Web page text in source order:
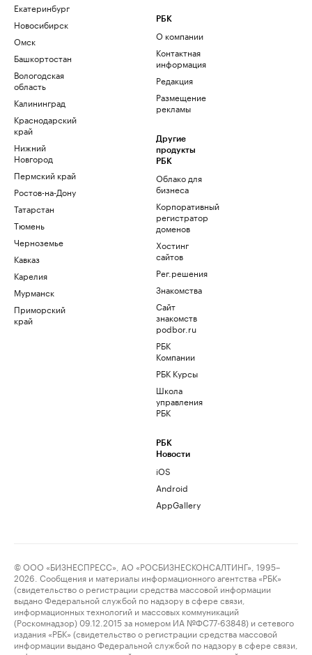
Екатеринбург
Новосибирск
Омск
Башкортостан
Вологодская
область
Калининград
Краснодарский
край
Нижний
Новгород
Пермский край
Ростов-на-Дону
Татарстан
Тюмень
Черноземье
Кавказ
Карелия
Мурманск
Приморский
край
РБК
О компании
Контактная
информация
Редакция
Размещение
рекламы
Другие
продукты
РБК
Облако для
бизнеса
Корпоративный
регистратор
доменов
Хостинг
сайтов
Рег.решения
Знакомства
Сайт
знакомств
podbor.ru
РБК
Компании
РБК Курсы
Школа
управления
РБК
РБК
Новости
iOS
Android
AppGallery
© ООО «БИЗНЕСПРЕСС», АО «РОСБИЗНЕСКОНСАЛТИНГ», 1995–
2026. Сообщения и материалы информационного агентства «РБК»
(свидетельство о регистрации средства массовой информации
выдано Федеральной службой по надзору в сфере связи,
информационных технологий и массовых коммуникаций
(Роскомнадзор) 09.12.2015 за номером ИА №ФС77-63848) и сетевого
издания «РБК» (свидетельство о регистрации средства массовой
информации выдано Федеральной службой по надзору в сфере связи,